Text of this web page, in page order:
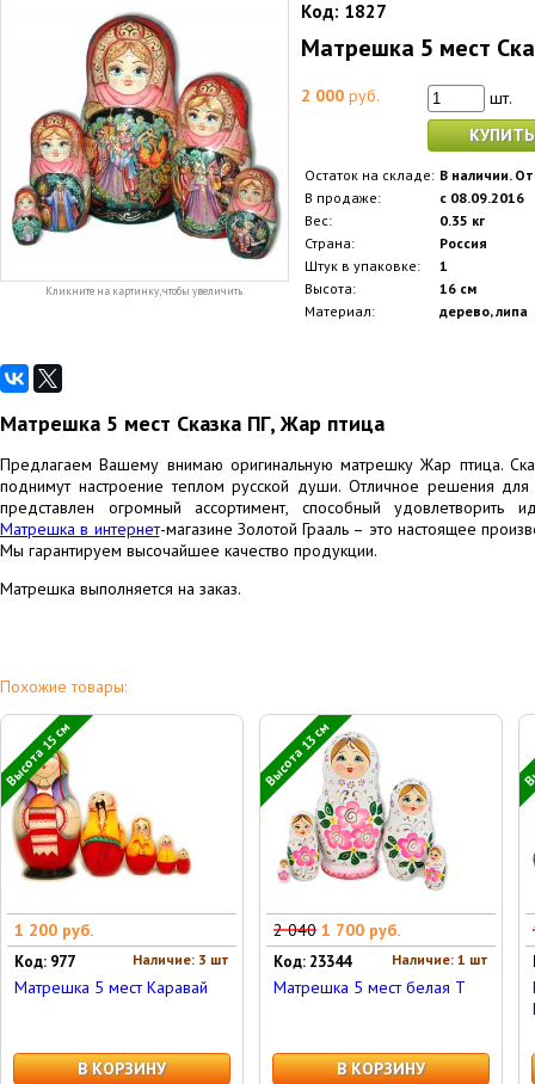
Кликните на картинку, чтобы увеличить
Код: 1827
Матрешка 5 мест
2 000 руб.
шт.
Остаток на складе: В наличии.
В продаже:
с 08.09.2016
Вес:
0.35 кг
Страна:
Россия
Штук в упаковке:
1
Высота:
16 см
Материал:
дерево, липа
Матрешка 5 мест Сказка ПГ, Жар птица
Предлагаем Вашему внимаю оригинальную матрешку Жар птица.
поднимут настроение теплом русской души. Отличное решения
представлен огромный ассортимент, способный удовлетворить
Матрешка в интернет-магазине Золотой Грааль – это настоящее
Мы гарантируем высочайшее качество продукции.
Матрешка выполняется на заказ.
Похожие товары:
Высота 15 см
1 200 руб.
Наличие: 3 шт
Код: 977
Матрешка 5 мест Каравай
В КОРЗИНУ
Высота 13 см
2 040 1 700 руб.
Наличие: 1 шт
Код: 23344
Матрешка 5 мест белая Т
В КОРЗИНУ